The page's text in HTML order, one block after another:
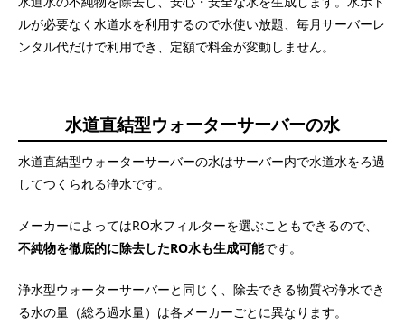
ルが必要なく水道水を利用するので水使い放題、毎月サーバーレ
ンタル代だけで利用でき、定額で料金が変動しません。
水道直結型ウォーターサーバーの水
水道直結型ウォーターサーバーの水はサーバー内で水道水をろ過
してつくられる浄水です。
メーカーによってはRO水フィルターを選ぶこともできるので、
不純物を徹底的に除去したRO水も生成可能です。
浄水型ウォーターサーバーと同じく、除去できる物質や浄水でき
る水の量（総ろ過水量）は各メーカーごとに異なります。